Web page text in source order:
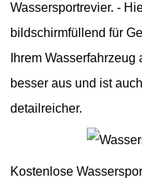
Wassersportrevier. -
bildschirmfüllend für
Ihrem
besser aus und ist
detailreicher.
Kostenlose